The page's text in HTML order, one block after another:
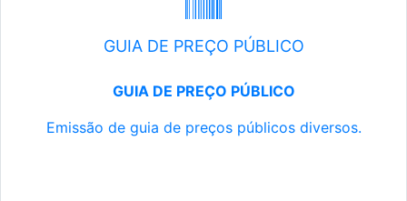
GUIA DE PREÇO PÚBLICO
GUIA DE PREÇO PÚBLICO
Emissão de guia de preços públicos diversos.